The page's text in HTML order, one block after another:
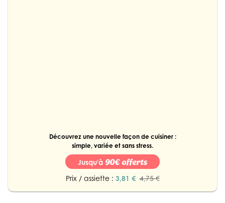
Découvrez une nouvelle façon de cuisiner :
simple, variée et sans stress.
Jusqu'à 90€ offerts
Prix / assiette : 3,81 € 4,75 €